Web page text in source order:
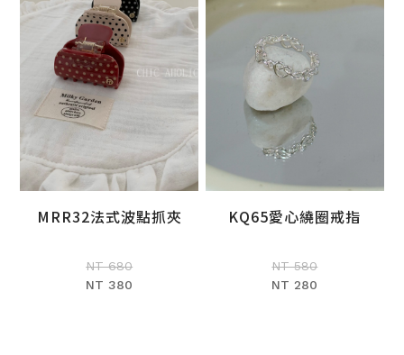
加入購物車
MRR32法式波點抓夾
NT 680
NT 380
加入購物車
KQ65愛心繞圈戒指
NT 580
NT 280